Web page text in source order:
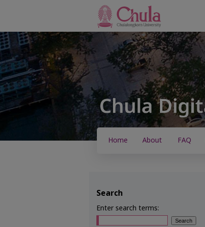
Home About FAQ
Search
Enter search terms: